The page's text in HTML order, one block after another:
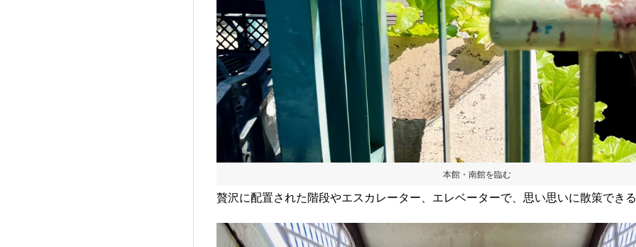
本館・南館を臨む
贅沢に配置された階段やエスカレーター、エレベーターで、思い思いに散策でき